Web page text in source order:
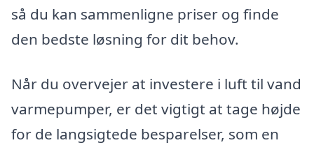
så du kan sammenligne priser og finde
den bedste løsning for dit behov.
Når du overvejer at investere i luft til vand
varmepumper, er det vigtigt at tage højde
for de langsigtede besparelser, som en